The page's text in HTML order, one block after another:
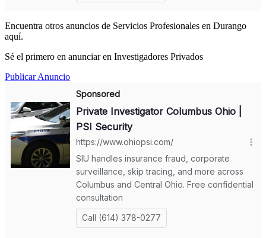
Encuentra otros anuncios de Servicios Profesionales en Durango
aquí.
Sé el primero en anunciar en Investigadores Privados
Publicar Anuncio